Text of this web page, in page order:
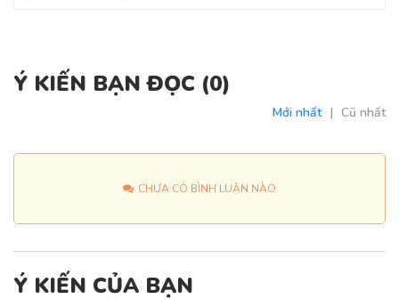
Ý KIẾN BẠN ĐỌC (0)
Mới nhất | Cũ nhất
CHƯA CÓ BÌNH LUẬN NÀO
Ý KIẾN CỦA BẠN